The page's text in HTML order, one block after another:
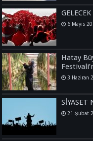
6 Mayıs
Hatay
3 Haziran
SİYASET
21 Şubat